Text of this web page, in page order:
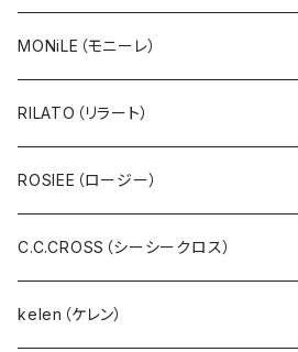
ジャケット・ブルゾン・羽織
ベスト・ダウンベスト
スウェット・パイル・フリース
ボア・フリース
パンツ・ジーンズ･ショートパンツ
hunch（ハンチ）
INDIMARK（インディーマーク）
U.M.I(ユーエムアイ)
Spoom（スプーム）
０８Mab（ゼロハチマブ）
MONiLE（モニーレ）
RILATO（リラート）
ROSIEE（ロージー）
C.C.CROSS（シーシークロス）
kelen（ケレン）